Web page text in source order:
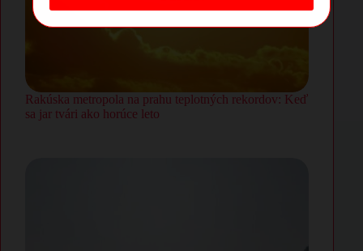
Rakúska metropola na prahu teplotných rekordov: Keď
sa jar tvári ako horúce leto